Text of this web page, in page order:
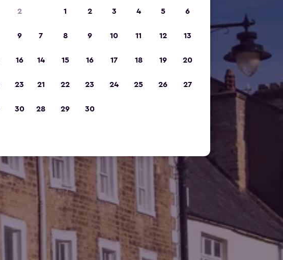
2
9
16
23
30
1 2 3 4 5 6
7 8 9 10 11 12 13
14 15 16 17 18 19 20
21 22 23 24 25 26 27
28 29 30